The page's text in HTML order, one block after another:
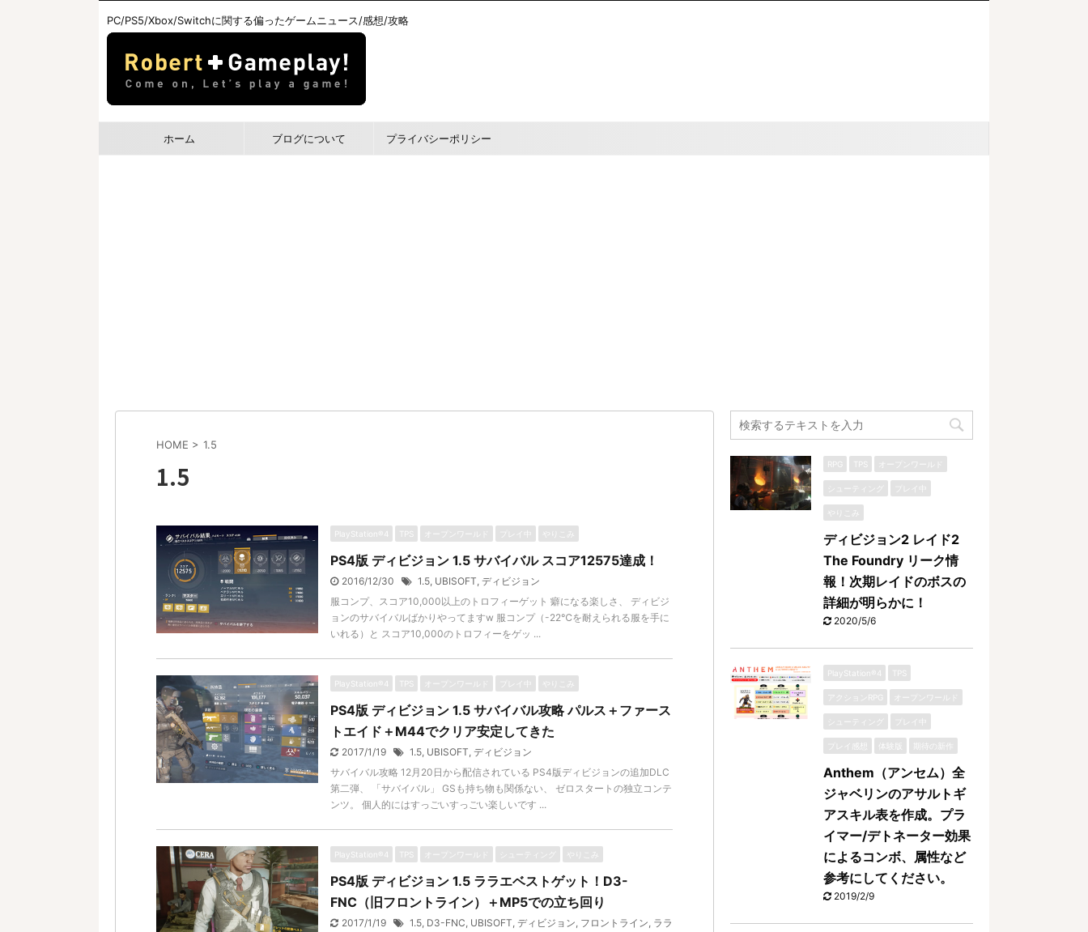
PC/PS5/Xbox/Switchに関する偏ったゲームニュース/感想/攻略
ホーム ブログについて プライバシーポリシー
HOME > 1.5
1.5
PlayStation®4 TPS やりこみ
PS4版 ディビジョン 1.5 サバイバル スコア12575達成！
2016/12/30 1.5, UBISOFT, ディビジョン
服コンプ、スコア10,000以上のトロフィーゲット 癖になる楽しさ、 ディビジ
ョンのサバイバルばかりやってますw 服コンプ（-22℃を耐えられる服を手に
いれる）と スコア10,000のトロフィーをゲッ ...
PlayStation®4 TPS やりこみ
PS4版 ディビジョン 1.5 サバイバル攻略 パルス＋ファース
トエイド＋M44でクリア安定してきた
2017/1/19 1.5, UBISOFT, ディビジョン
サバイバル攻略 12月20日から配信されている PS4版ディビジョンの追加DLC
第二弾、 「サバイバル」 GSも持ち物も関係ない、 ゼロスタートの独立コンテ
ンツ。 個人的にはすっごいすっごい楽しいです ...
PlayStation®4 TPS シューティング やりこみ
PS4版 ディビジョン 1.5 ララエベストゲット！D3-
FNC（旧フロントライン）＋MP5での立ち回り
2017/1/19 1.5, D3-FNC, UBISOFT, ディビジョン, フロントライン, ララ
RPG TPS
シューティング
やりこみ
ディビジョン2 レイド2
The Foundry リーク情
報！次期レイドのボスの
詳細が明らかに！
2020/5/6
PlayStation®4 TPS
アクションRPG
シューティング
プレイ感想 体験版 期待の新作
Anthem（アンセム）全
ジャベリンのアサルトギ
アスキル表を作成。プラ
イマー/デトネーター効果
によるコンボ、属性など
参考にしてください。
2019/2/9